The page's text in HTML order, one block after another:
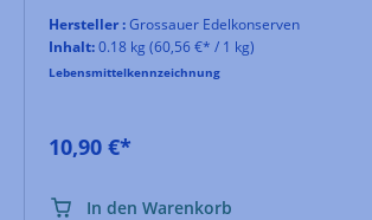
Hersteller :Grossauer Edelkonserven
Inhalt:0.18 kg (60,56 €* / 1 kg)
Lebensmittelkennzeichnung
10,90 €*
In den Warenkorb